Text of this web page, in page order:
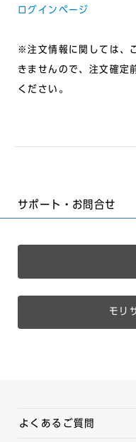
ログインページ
※注文情報に関しては、
きませんので、注文確定
ください。
サポート・お問合せ
モリ
よくあるご質問